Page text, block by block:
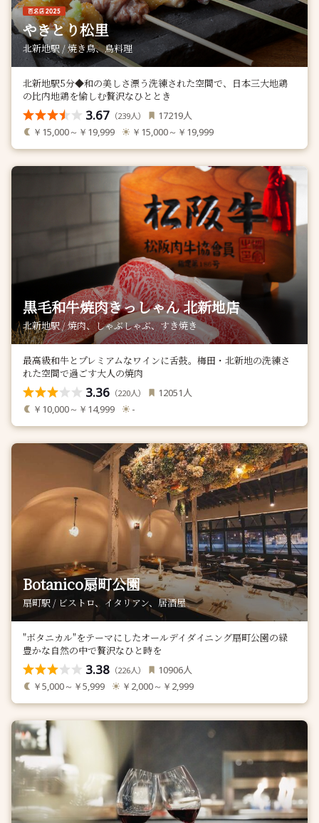
やきとり松里
北新地駅 / 焼き鳥、鳥料理
北新地駅5分◆和の美しさ漂う洗練された空間で、日本三大地鶏
の比内地鶏を愉しむ贅沢なひととき
3.67 （239人） 17219人
￥15,000～￥19,999 ￥15,000～￥19,999
黒毛和牛焼肉きっしゃん 北新地店
北新地駅 / 焼肉、しゃぶしゃぶ、すき焼き
最高級和牛とプレミアムなワインに舌鼓。梅田・北新地の洗練さ
れた空間で過ごす大人の焼肉
3.36 （220人） 12051 人
￥10,000～￥14,999 -
Botanico扇町公園
扇町駅 / ビストロ、イタリアン、居酒屋
"ボタニカル"をテーマにしたオールデイダイニング扇町公園の緑
豊かな自然の中で贅沢なひと時を
3.38 （226人） 10906人
￥5,000～￥5,999 ￥2,000～￥2,999